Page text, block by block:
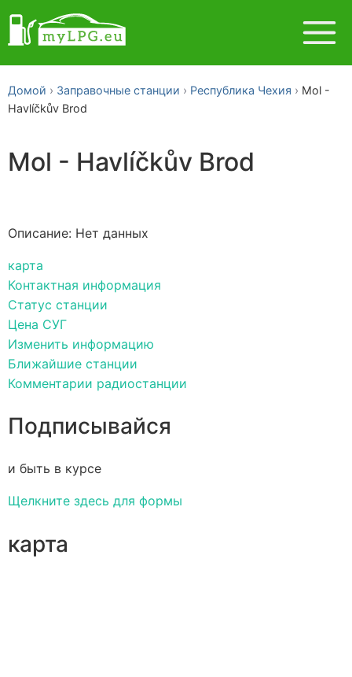
Домой Заправочные станции Республика Чехия
Mol -
Havlíčkův Brod
Mol - Havlíčkův Brod
Описание: Нет данных
карта
Контактная информация
Статус станции
Цена СУГ
Изменить информацию
Ближайшие станции
Комментарии радиостанции
Подписывайся
и быть в курсе
Щелкните здесь для формы
карта